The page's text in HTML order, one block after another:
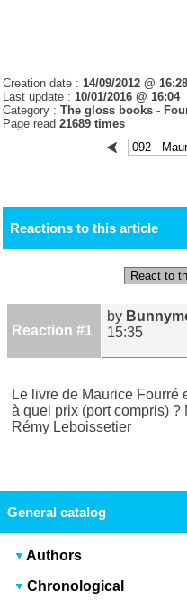
Creation date :14/09/2012 @ 16:28
Last update :10/01/2016 @ 16:04
Category :The gloss books -
Page read21689 times
Reactions to this article
React to
Reaction #1
by
15:35
Le livre de Maurice Fourré
à quel prix (port compris) ?
Rémy Leboissetier
General catalog
Authors
Chronological